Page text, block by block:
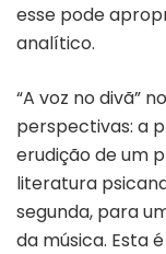
esse pode
analítico.
“A voz no divã”
perspectivas: a
erudição de um
literatura
segunda, para
da música. Esta